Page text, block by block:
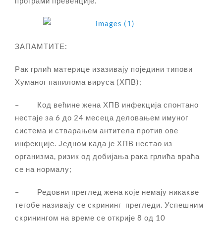
ЗАПАМТИТЕ:
Рак грлић материце изазивају поједини типови
Хуманог папилома вируса (ХПВ);
– Код већине жена ХПВ инфекција спонтано
нестаје за 6 до 24 месеца деловањем имуног
система и стварањем антитела против ове
инфекције. Једном када је ХПВ нестао из
организма, ризик од добијања рака грлића враћа
се на нормалу;
– Редовни преглед жена које немају никакве
тегобе називају се скрининг прегледи. Успешним
скринингом на време се открије 8 од 10